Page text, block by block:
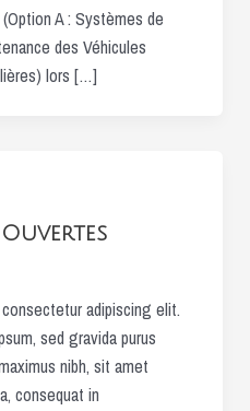
A : Systèmes de
des Véhicules
lors […]
adipiscing elit.
sed gravida purus
nibh, sit amet
consequat in